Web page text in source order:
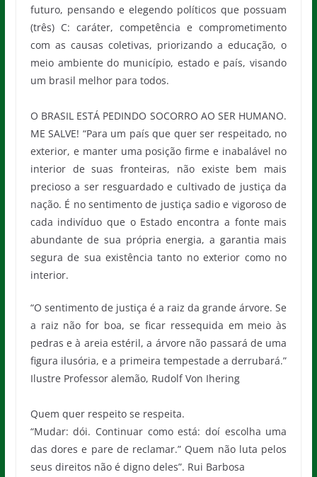
futuro, pensando e elegendo políticos que possuam
(três) C: caráter, competência e comprometimento
com as causas coletivas, priorizando a educação, o
meio ambiente do município, estado e país, visando
um brasil melhor para todos.
O BRASIL ESTÁ PEDINDO SOCORRO AO SER HUMANO.
ME SALVE! “Para um país que quer ser respeitado, no
exterior, e manter uma posição firme e inabalável no
interior de suas fronteiras, não existe bem mais
precioso a ser resguardado e cultivado de justiça da
nação. É no sentimento de justiça sadio e vigoroso de
cada indivíduo que o Estado encontra a fonte mais
abundante de sua própria energia, a garantia mais
segura de sua existência tanto no exterior como no
interior.
“O sentimento de justiça é a raiz da grande árvore. Se
a raiz não for boa, se ficar ressequida em meio às
pedras e à areia estéril, a árvore não passará de uma
figura ilusória, e a primeira tempestade a derrubará.”
Ilustre Professor alemão, Rudolf Von Ihering
Quem quer respeito se respeita.
“Mudar: dói. Continuar como está: doí escolha uma
das dores e pare de reclamar.” Quem não luta pelos
seus direitos não é digno deles”. Rui Barbosa